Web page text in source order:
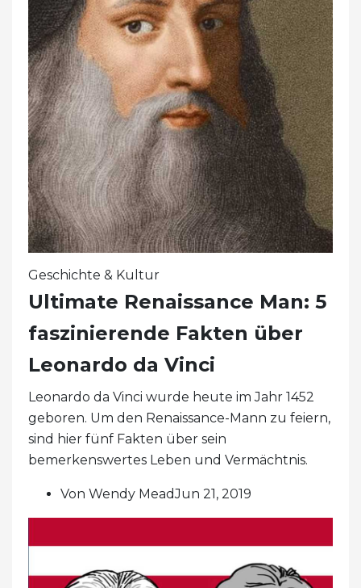
Geschichte & Kultur
Ultimate Renaissance Man: 5
faszinierende Fakten über
Leonardo da Vinci
Leonardo da Vinci wurde heute im Jahr 1452
geboren. Um den Renaissance-Mann zu feiern,
sind hier fünf Fakten über sein
bemerkenswertes Leben und Vermächtnis.
Von Wendy MeadJun 21, 2019